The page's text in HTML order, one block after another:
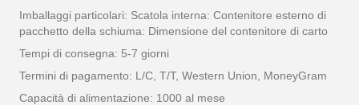
Imballaggi particolari: Scatola interna: Contenitore esterno di
pacchetto della schiuma: Dimensione del contenitore di carto
Tempi di consegna: 5-7 giorni
Termini di pagamento: L/C, T/T, Western Union, MoneyGram
Capacità di alimentazione: 1000 al mese